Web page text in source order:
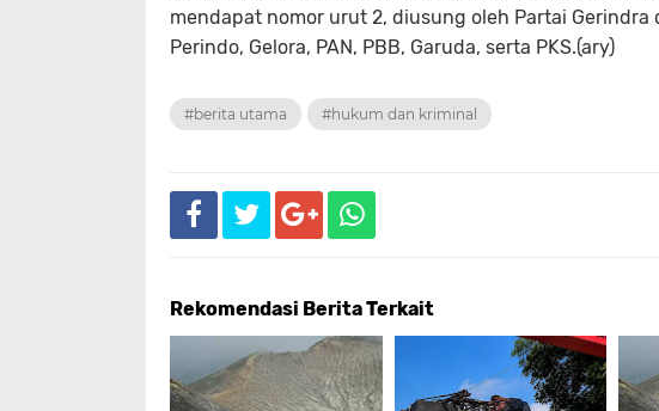
mendapat nomor urut 2, diusung oleh Partai
Perindo, Gelora, PAN, PBB, Garuda, serta PKS.(ary)
#berita utama #hukum dan kriminal
Rekomendasi Berita Terkait